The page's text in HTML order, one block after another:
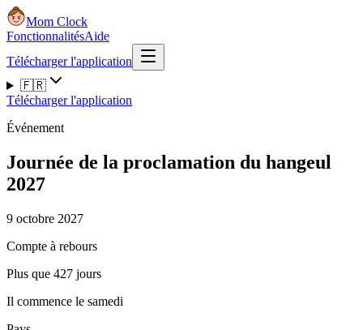
Mom Clock
FonctionnalitésAide
Télécharger l'application
🇫🇷
Télécharger l'application
Événement
Journée de la proclamation du hangeul
2027
9 octobre 2027
Compte à rebours
Plus que 427 jours
Il commence le samedi